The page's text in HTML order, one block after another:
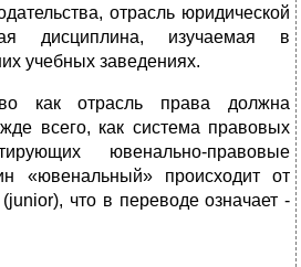
отрасль юридической
дисциплина, изучаемая в
учебных заведениях.
как отрасль права должна
всего, как система правовых
ювенально-правовые
«ювенальный» происходит от
что в переводе означает -